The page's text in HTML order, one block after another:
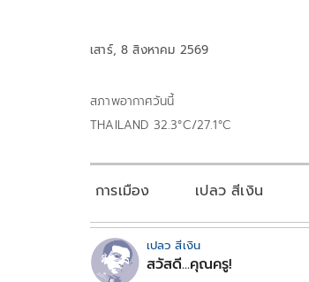
เสาร์, 8 สิงหาคม 2569
สภาพอากาศวันนี้
THAILAND 32.3°C/27.1°C
การเมือง เปลว สีเงิน
เปลว สีเงิน
สวัสดี...คุณครู!